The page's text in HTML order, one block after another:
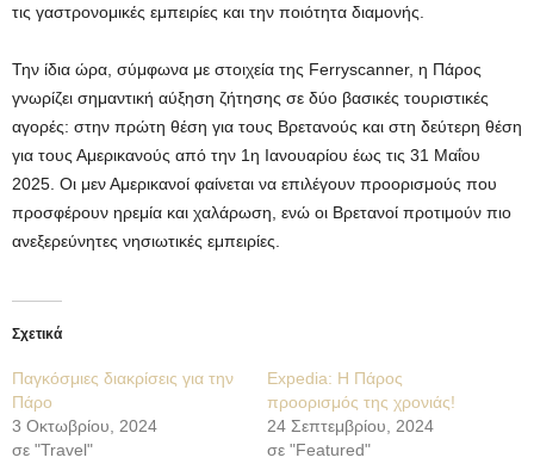
τις γαστρονομικές εμπειρίες και την ποιότητα διαμονής.
Την ίδια ώρα, σύμφωνα με στοιχεία της Ferryscanner, η Πάρος
γνωρίζει σημαντική αύξηση ζήτησης σε δύο βασικές τουριστικές
αγορές: στην πρώτη θέση για τους Βρετανούς και στη δεύτερη θέση
για τους Αμερικανούς από την 1η Ιανουαρίου έως τις 31 Μαΐου
2025. Οι μεν Αμερικανοί φαίνεται να επιλέγουν προορισμούς που
προσφέρουν ηρεμία και χαλάρωση, ενώ οι Βρετανοί προτιμούν πιο
ανεξερεύνητες νησιωτικές εμπειρίες.
Σχετικά
Παγκόσμιες διακρίσεις για την
Πάρο
3 Οκτωβρίου, 2024
σε "Travel"
Εxpedia: Η Πάρος
προορισμός της χρονιάς!
24 Σεπτεμβρίου, 2024
σε "Featured"